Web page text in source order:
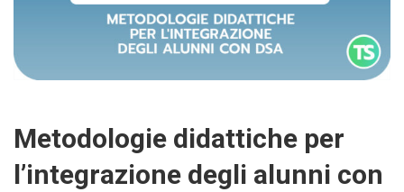
Metodologie didattiche per
l’integrazione degli alunni con